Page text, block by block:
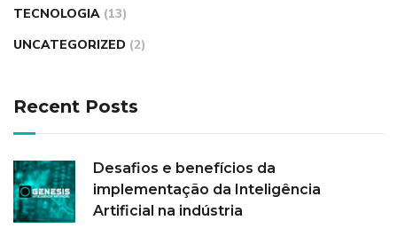
TECNOLOGIA (13)
UNCATEGORIZED (2)
Recent Posts
Desafios e benefícios da
implementação da Inteligência
Artificial na indústria